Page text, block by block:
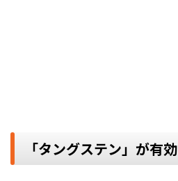
「タングステン」が有効